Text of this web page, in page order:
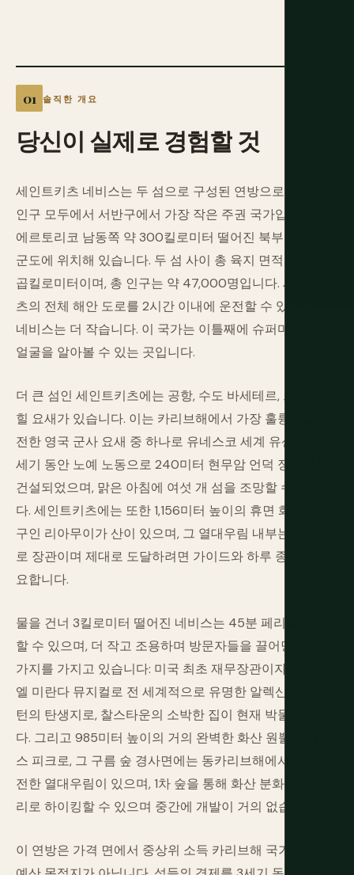
솔직한 개요
당신이 실제로 경험할것
세인트키츠 네비스는 두 섬으로 구성된 연방으로, 면적과
인구 모두에서 서반구에서 가장 작은 주권 국가입니다. 푸
에르토리코 남동쪽 약 300킬로미터 떨어진 북부 리워드
군도에 위치해 있습니다. 두 섬 사이 총 육지 면적은 261제
곱킬로미터이며, 총 인구는 약 47,000명입니다. 세인트키
츠의 전체 해안 도로를 2시간 이내에 운전할 수 있습니다.
네비스는 더 작습니다. 이 국가는 이틀째에 슈퍼마켓에서
얼굴을 알아볼 수 있는 곳입니다.
더 큰 섬인 세인트키츠에는 공항, 수도 바세테르, 브림스톤
힐 요새가 있습니다. 이는 카리브해에서 가장 훌륭하고 온
전한 영국 군사 요새 중 하나로 유네스코 세계 유산이며, 한
세기 동안 노예 노동으로 240미터 현무암 언덕 정상에서
건설되었으며, 맑은 아침에 여섯 개 섬을 조망할 수 있습니
다. 세인트키츠에는 또한 1,156미터 높이의 휴면 화산 분화
구인 리아무이가 산이 있으며, 그 열대우림 내부는 진정으
로 장관이며 제대로 도달하려면 가이드와 하루 종일이 필
요합니다.
물을 건너 3킬로미터 떨어진 네비스는 45분 페리로 도달
할 수 있으며, 더 작고 조용하며 방문자들을 끌어당기는 두
가지를 가지고 있습니다: 미국 최초 재무장관이자 린-마누
엘 미란다 뮤지컬로 전 세계적으로 유명한 알렉산더 해밀
턴의 탄생지로, 찰스타운의 소박한 집이 현재 박물관입니
다. 그리고 985미터 높이의 거의 완벽한 화산 원뿔인 네비
스 피크로, 그 구름 숲 경사면에는 동카리브해에서 가장 온
전한 열대우림이 있으며, 1차 숲을 통해 화산 분화구 가장자
리로 하이킹할 수 있으며 중간에 개발이 거의 없습니다.
이 연방은 가격 면에서 중상위 소득 카리브해 국가입니다.